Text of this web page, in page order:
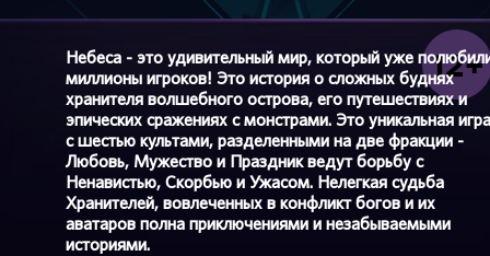
Небеса - это удивительный мир, который уже
миллионы игроков! Это история о сложных буднях
хранителя волшебного острова, его путешествиях и
эпических сражениях с монстрами. Это уникальная игра
с шестью культами, разделенными на две фракции -
Любовь, Мужество и Праздник ведут борьбу с
Ненавистью, Скорбью и Ужасом. Нелегкая судьба
Хранителей, вовлеченных в конфликт богов и их
аватаров полна приключениями и незабываемыми
историями.